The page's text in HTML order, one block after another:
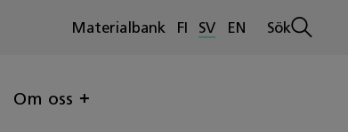
Materialbank FI SV EN
Öppna
Sök
Om oss